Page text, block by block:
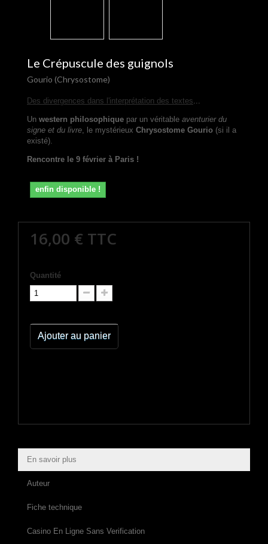
Le Crépuscule des guignols
Gourio (Chrysostome)
Des divergences dans l'interprétation des textes...
Un western philosophique par un véritable aventurier du
signe et du livre, le mystérieux Chrysostome Gourio (si il a
existé).
Rencontre le 9 février à Paris !
enfin disponible !
16,00 € TTC
Quantité
Ajouter au panier
En savoir plus
Auteur
Fiche technique
Casino En Ligne Sans Verification